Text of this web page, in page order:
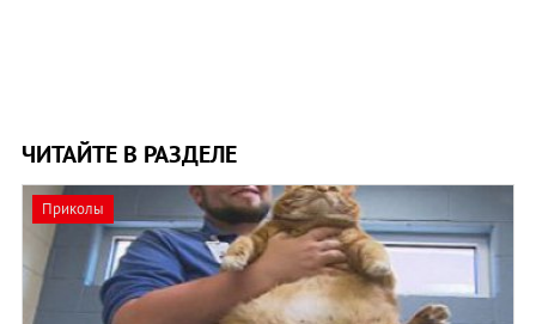
ЧИТАЙТЕ В РАЗДЕЛЕ
Приколы